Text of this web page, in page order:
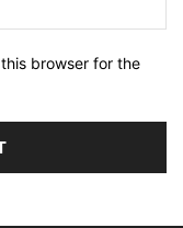
browser for the